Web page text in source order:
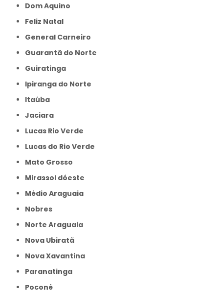
Dom Aquino
Feliz Natal
General Carneiro
Guarantã do Norte
Guiratinga
Ipiranga do Norte
Itaúba
Jaciara
Lucas Rio Verde
Lucas do Rio Verde
Mato Grosso
Mirassol dóeste
Médio Araguaia
Nobres
Norte Araguaia
Nova Ubiratã
Nova Xavantina
Paranatinga
Poconé